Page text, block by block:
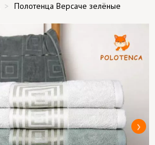
Полотенца Версаче зелёные